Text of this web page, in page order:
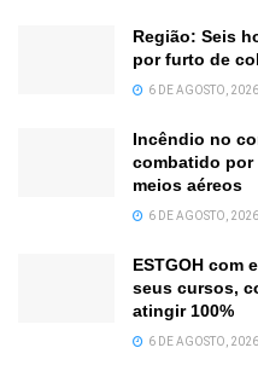
Região: Seis
por furto de
6 DE AGOSTO, 2026
Incêndio no
combatido por
meios aéreos
6 DE AGOSTO, 2026
ESTGOH com
seus cursos,
atingir 100%
6 DE AGOSTO, 2026